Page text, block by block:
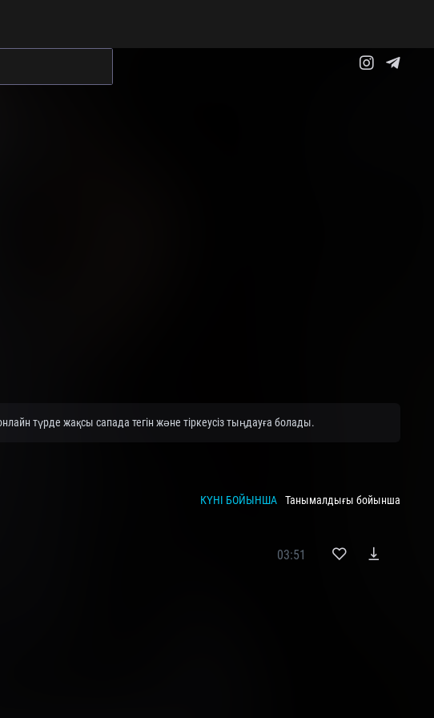
түрде жақсы сапада тегін және тіркеусіз тыңдауға болады.
КҮНІ БОЙЫНША Танымалдығы бойынша
03:51